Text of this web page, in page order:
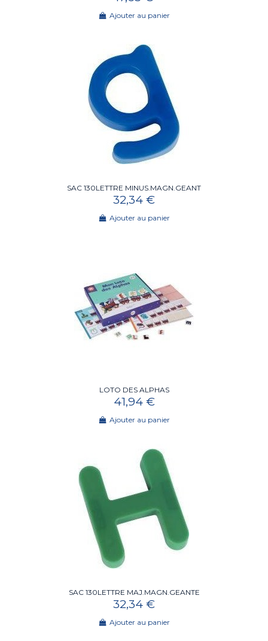
Ajouter au panier
SAC 130LETTRE MINUS.MAGN.GEANT
32,34 €
Ajouter au panier
LOTO DES ALPHAS
41,94 €
Ajouter au panier
SAC 130LETTRE MAJ.MAGN.GEANTE
32,34 €
Ajouter au panier